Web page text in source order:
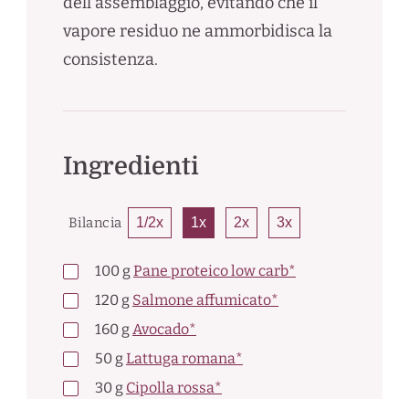
vapore residuo ne ammorbidisca la
consistenza.
Ingredienti
Bilancia 1/2x 1x 2x 3x
100 gPane proteico low carb*
120 g Salmone affumicato*
160 gAvocado*
50 gLattuga romana*
30 g Cipolla rossa*